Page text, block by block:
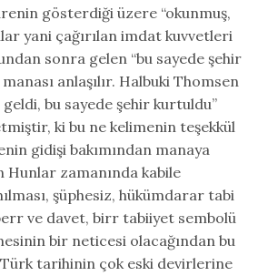
gösterdiği üzere “okunmuş,
yani çağırılan imdat kuvvetleri
sonra gelen “bu sayede şehir
anlaşılır. Halbuki Thomsen
geldi, bu sayede şehir kurtuldu”
ki bu ne kelimenin teşekkül
gidişi bakımından manaya
Hunlar zamanında kabile
şüphesiz, hükümdarar tabi
ve davet, birr tabiiyet sembolü
bir neticesi olacağından bu
tarihinin çok eski devirlerine